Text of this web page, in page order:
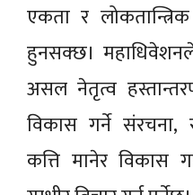
एकता र
हुनसक्छ।
असल नेतृत्व
विकास गर्ने संरचना,
कत्ति मानेर विकास